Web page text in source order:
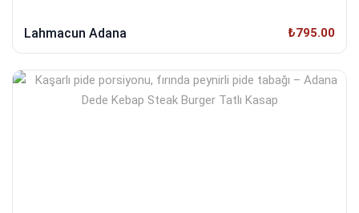
Lahmacun Adana ₺795.00